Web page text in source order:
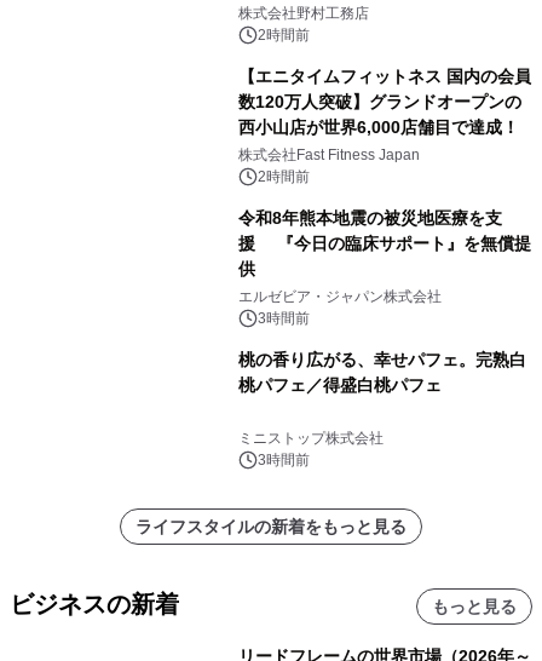
こだわる」
株式会社野村工務店
2時間前
【エニタイムフィットネス 国内の会員
数120万人突破】グランドオープンの
西小山店が世界6,000店舗目で達成！
株式会社Fast Fitness Japan
2時間前
令和8年熊本地震の被災地医療を支
援 『今日の臨床サポート』を無償提
供
エルゼビア・ジャパン株式会社
3時間前
桃の香り広がる、幸せパフェ。完熟白
桃パフェ／得盛白桃パフェ
ミニストップ株式会社
3時間前
ライフスタイルの新着をもっと見る
ビジネスの新着 もっと見る
リードフレームの世界市場（2026年～